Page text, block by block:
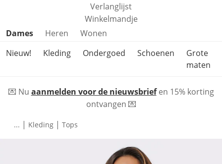
Verlanglijst
Winkelmandje
Productcategorieën overslaan
Dames Heren
Wonen
Nieuw!
Kleding Ondergoed Schoenen
Grote
maten
💌 Nu aanmelden voor de nieuwsbriefen 15% korting
ontvangen 💌
... | Kleding | Tops